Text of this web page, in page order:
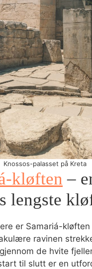
Knossos-palasset på Kreta
kløften –
lengste
er Samariá-
ravinen
de hvite
til slutt er en